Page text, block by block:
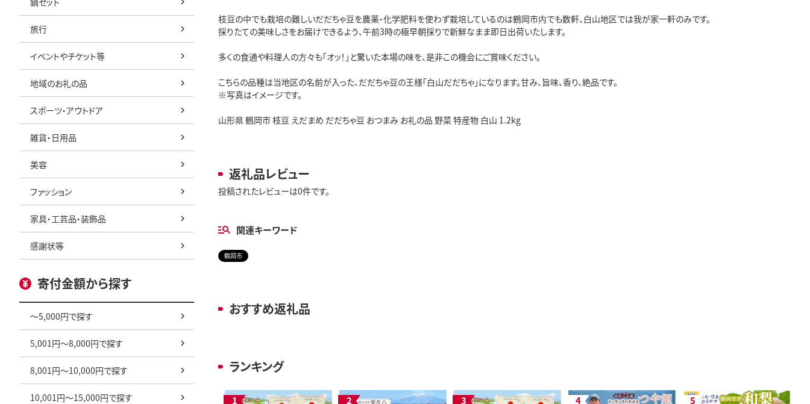
旅行
イベントやチケット等
地域のお礼の品
スポーツ・アウトドア
雑貨・日用品
美容
ファッション
家具・工芸品・装飾品
感謝状等
寄付金額から探す
～5,000円で探す
5,001円～8,000円で探す
8,001円～10,000円で探す
10,001円～15,000円で探す
枝豆の中でも栽培の難しいだだちゃ豆を農薬・化学肥料を使わず栽培しているのは鶴岡市内でも数軒、白山地区では我が家一軒のみです。
採りたての美味しさをお届けできるよう、午前3時の極早朝採りで新鮮なまま即日出荷いたします。
多くの食通や料理人の方々も「オッ！」と驚いた本場の味を、是非この機会にご賞味ください。
こちらの品種は当地区の名前が入った、だだちゃ豆の王様「白山だだちゃ」になります。甘み、旨味、香り、絶品です。
※写真はイメージです。
山形県 鶴岡市 枝豆 えだまめ だだちゃ豆 おつまみ お礼の品 野菜 特産物 白山 1.2kg
返礼品レビュー
投稿されたレビューは0件です。
関連キーワード
鶴岡市
おすすめ返礼品
ランキング